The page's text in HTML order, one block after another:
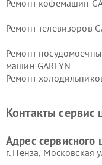
Ремонт кофемашин
Ремонт телевизоров
Ремонт
машин GARLYN
Ремонт
стеклоочистителей
GARLYN
Контакты сервис
Адрес сервисного
г. Пенза, Московская